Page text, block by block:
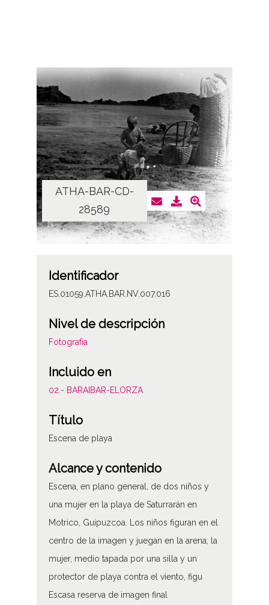
ATHA-BAR-CD-
28589
Identificador
ES.01059.ATHA.BAR.NV.007.016
Nivel de descripción
Fotografía
Incluido en
02.- BARAIBAR-ELORZA
Título
Escena de playa
Alcance y contenido
Escena, en plano general, de dos niños y
una mujer en la playa de Saturrarán en
Motrico, Guipuzcoa. Los niños figuran en el
centro de la imagen y juegan en la arena, la
mujer, medio tapada por una silla y un
protector de playa contra el viento, figu
Escasa reserva de imagen final